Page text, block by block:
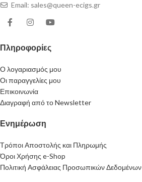
Email: sales@queen-ecigs.gr
Πληροφορίες
Ο λογαριασμός μου
Οι παραγγελίες μου
Επικοινωνία
Διαγραφή από το Newsletter
Ενημέρωση
Τρόποι Αποστολής και Πληρωμής
Όροι Χρήσης e-Shop
Πολιτική Ασφάλειας Προσωπικών Δεδομένων